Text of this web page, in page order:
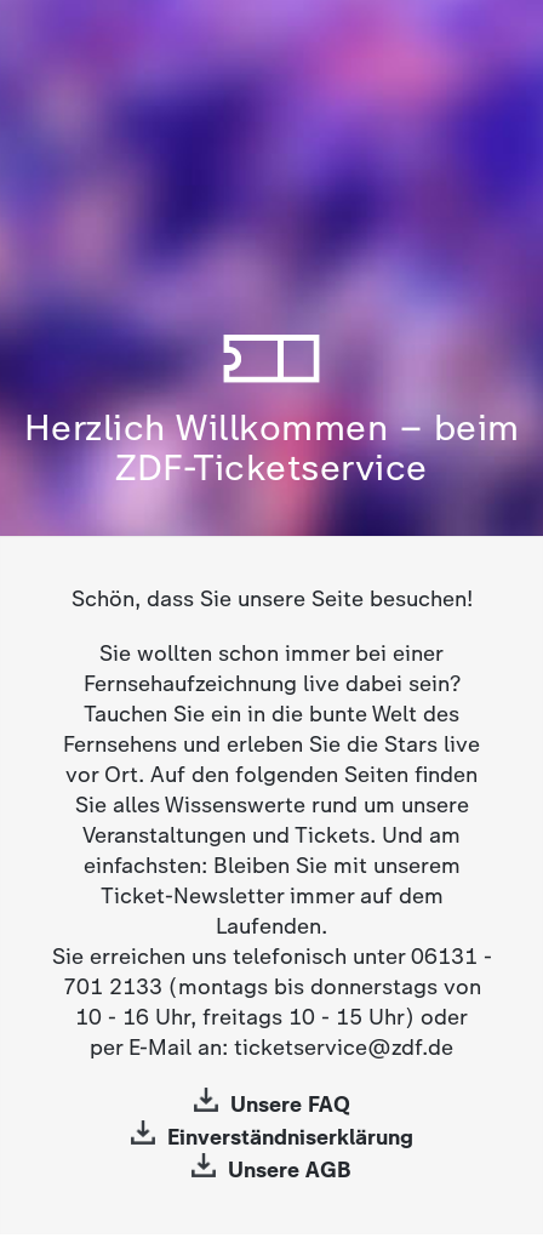
Herzlich Willkommen – beim
ZDF-Ticketservice
Schön, dass Sie unsere Seite besuchen!
Sie wollten schon immer bei einer
Fernsehaufzeichnung live dabei sein?
Tauchen Sie ein in die bunte Welt des
Fernsehens und erleben Sie die Stars live
vor Ort. Auf den folgenden Seiten finden
Sie alles Wissenswerte rund um unsere
Veranstaltungen und Tickets. Und am
einfachsten: Bleiben Sie mit unserem
Ticket-Newsletter immer auf dem
Laufenden.
Sie erreichen uns telefonisch unter 06131 -
701 2133 (montags bis donnerstags von
10 - 16 Uhr, freitags 10 - 15 Uhr) oder
per E-Mail an: ticketservice@zdf.de
Unsere FAQ
Einverständniserklärung
Unsere AGB